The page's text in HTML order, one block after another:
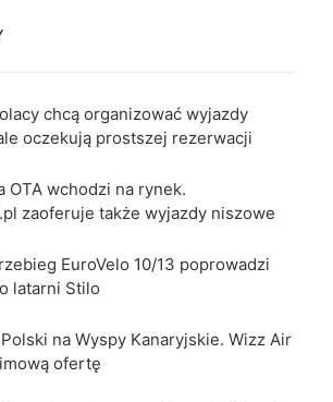
chcą organizować wyjazdy
oczekują prostszej rezerwacji
OTA wchodzi na rynek.
zaoferuje także wyjazdy niszowe
EuroVelo 10/13 poprowadzi
latarni Stilo
na Wyspy Kanaryjskie. Wizz Air
ofertę